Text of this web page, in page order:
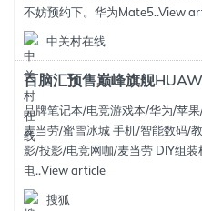
不妨预约下。华为Mate5..View
中关村在线
百脑汇预售巅峰旗舰
品牌笔记本/电竞游戏本/华为/苹
麦当劳/蜜雪冰城 手机/智能数码/
影/投影/电竞网咖/麦当劳 DIY组
电..View article
搜狐